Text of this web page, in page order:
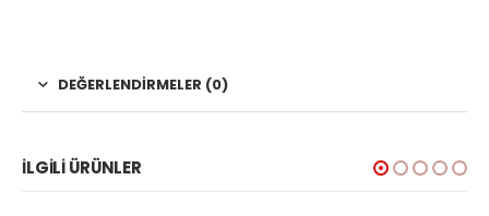
DEĞERLENDIRMELER (0)
İLGILI ÜRÜNLER